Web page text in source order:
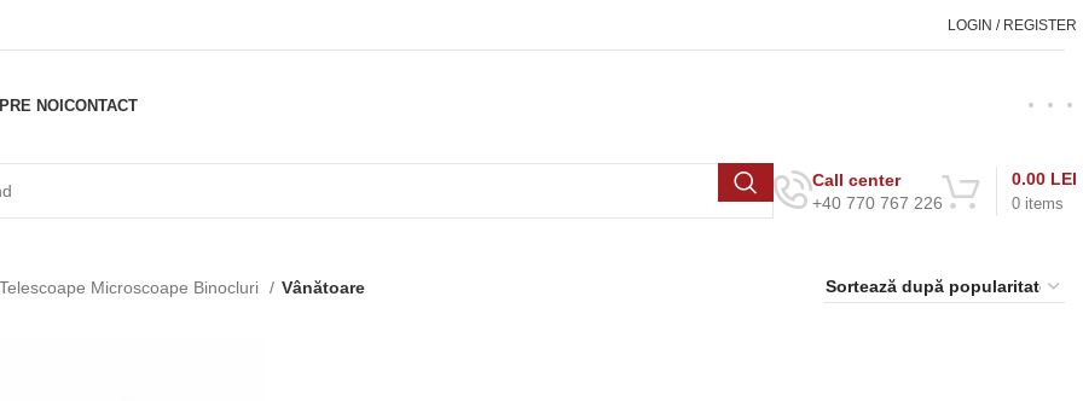
LOGIN / REGISTER
NOICONTACT
Call center
+40 770 767 226
0 items
0.00 LEI
Telescoape Microscoape Binocluri Vânătoare